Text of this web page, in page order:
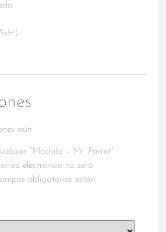
aún.
“Mochila – Mr. Parrot”
electrónico no será
obligatorios están